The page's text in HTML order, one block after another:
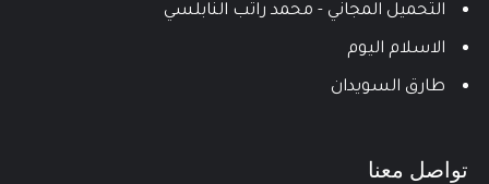
التحميل المجاني - محمد راتب النابلسي
الاسلام اليوم
طارق السويدان
تواصل معنا